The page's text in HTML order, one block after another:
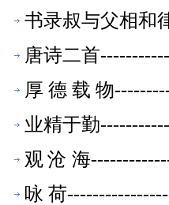
书录叔与父相和
唐诗二首
厚 德 载 物
业精于勤
观 沧 海
咏 荷